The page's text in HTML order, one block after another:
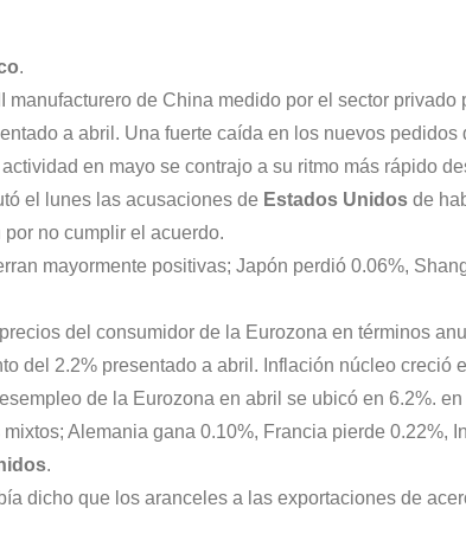
.
manufacturero de China medido por el sector
a abril. Una fuerte caída en los nuevos
actividad en mayo se contrajo a su ritmo más rápido
el lunes las acusaciones de Estados Unidos de
por no cumplir el acuerdo.
mayormente positivas; Japón perdió 0.06%,
del consumidor de la Eurozona en términos
del 2.2% presentado a abril. Inflación núcleo creció
de la Eurozona en abril se ubicó en 6.2%.
Alemania gana 0.10%, Francia pierde 0.22%,
.
dicho que los aranceles a las exportaciones de